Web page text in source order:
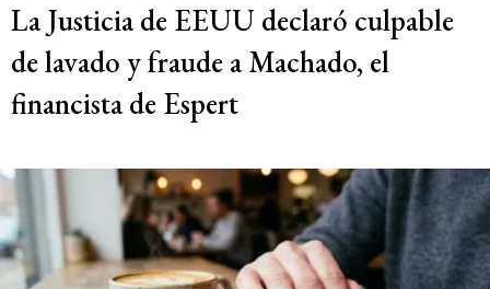
La Justicia de EEUU declaró culpable
de lavado y fraude a Machado, el
financista de Espert